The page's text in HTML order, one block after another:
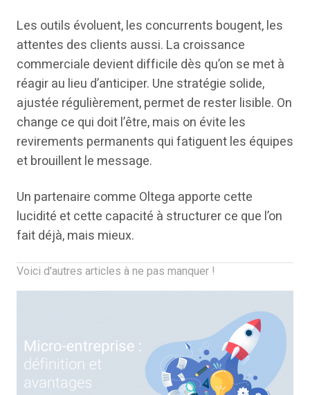
Les outils évoluent, les concurrents bougent, les
attentes des clients aussi. La croissance
commerciale devient difficile dès qu’on se met à
réagir au lieu d’anticiper. Une stratégie solide,
ajustée régulièrement, permet de rester lisible. On
change ce qui doit l’être, mais on évite les
revirements permanents qui fatiguent les équipes
et brouillent le message.
Un partenaire comme Oltega apporte cette
lucidité et cette capacité à structurer ce que l’on
fait déjà, mais mieux.
Voici d'autres articles à ne pas manquer !